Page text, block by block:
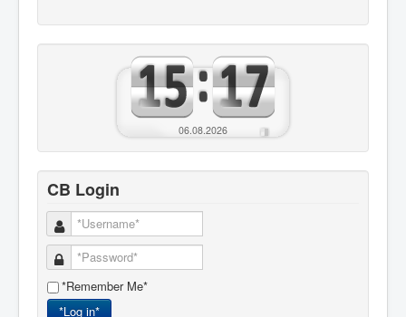
06.08.2026
CB Login
*Remember Me*
*Log in*